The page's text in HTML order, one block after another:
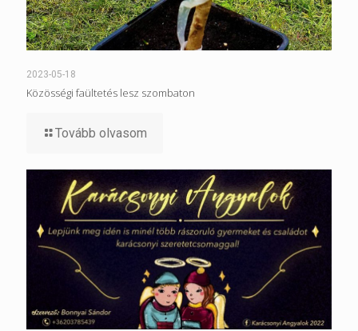
2023-05-18
Közösségi faültetés lesz szombaton
Tovább olvasom